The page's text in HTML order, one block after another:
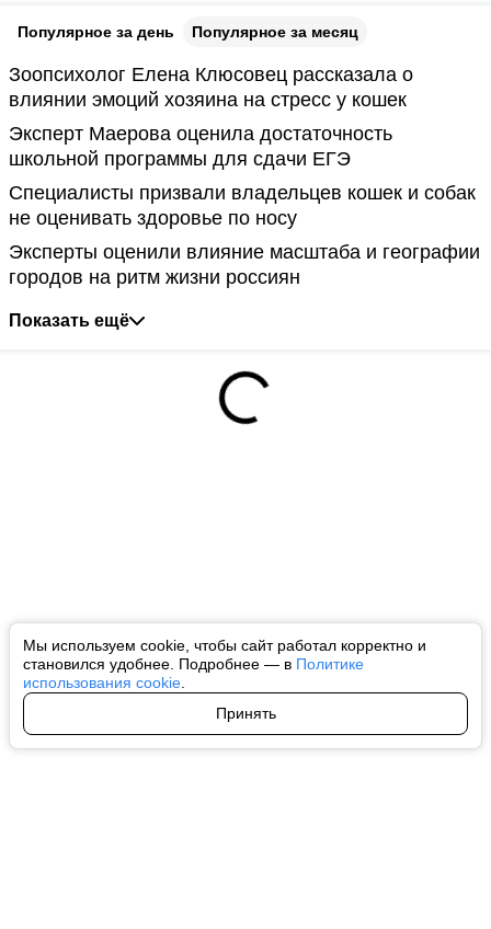
Мы используем cookie, чтобы сайт работал корректно и
становился удобнее. Подробнее — в Политике
использования cookie
Принять
Популярное за день Популярное за месяц
Зоопсихолог Елена Клюсовец рассказала о
влиянии эмоций хозяина на стресс у кошек
Эксперт Маерова оценила достаточность
школьной программы для сдачи ЕГЭ
Специалисты призвали владельцев кошек и собак
не оценивать здоровье по носу
Эксперты оценили влияние масштаба и географии
городов на ритм жизни россиян
Показать ещё